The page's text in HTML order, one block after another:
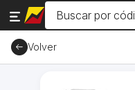
Volver